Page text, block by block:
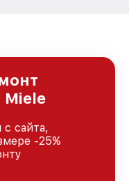
Miele
сайта,
-25%